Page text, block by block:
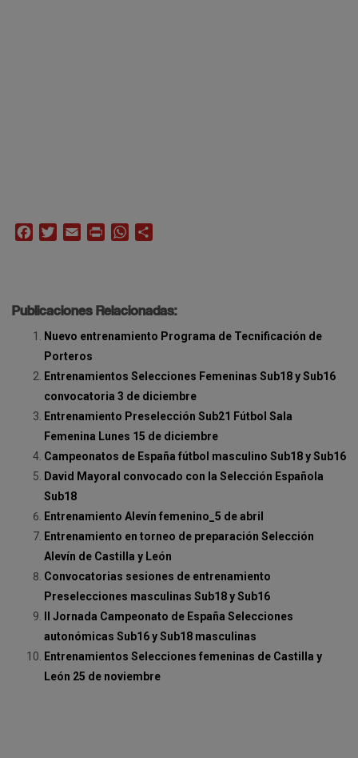
FacebookTwitterEmail Print WhatsApp
Publicaciones Relacionadas:
Nuevo entrenamiento Programa de Tecnificación de
Porteros
Entrenamientos Selecciones Femeninas Sub18 y Sub16
convocatoria 3 de diciembre
Entrenamiento Preselección Sub21 Fútbol Sala
Femenina Lunes 15 de diciembre
Campeonatos de España fútbol masculino Sub18 y Sub16
David Mayoral convocado con la Selección Española
Sub18
Entrenamiento Alevín femenino_5 de abril
Entrenamiento en torneo de preparación Selección
Alevín de Castilla y León
Convocatorias sesiones de entrenamiento
Preselecciones masculinas Sub18 y Sub16
II Jornada Campeonato de España Selecciones
autonómicas Sub16 y Sub18 masculinas
Entrenamientos Selecciones femeninas de Castilla y
León 25 de noviembre